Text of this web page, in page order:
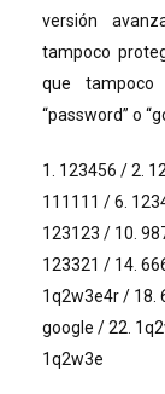
versión
tampoco
que
“password” o
1. 123456 / 2.
111111 / 6.
123123 / 10.
123321 / 14.
1q2w3e4r / 18.
google / 22.
1q2w3e